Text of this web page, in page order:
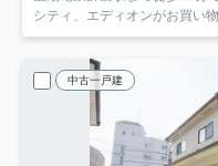
シティ、エディオンがお買い
中古一戸建